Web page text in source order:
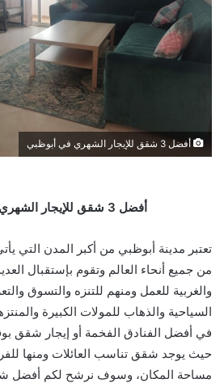
أفضل 3 شقق للإيجار الشهري في أبوظبي
أفضل 3 شقق للإيجار الشهري في أبوظبي
تعتبر مدينة أبوظبي من أكبر المدن التي
من جميع أنحاء العالم وتقوم بإستقبال
والغربية للعمل ومنهم للتنزه والتسوق
السياحية والذهاب للمولات الكبيرة
في أفضل الفنادق الفخمة أو إيجار شقق
حيث يوجد شقق تناسب العائلات ومنها
مساحة المكان، وسوف نرشح لكم أفضل